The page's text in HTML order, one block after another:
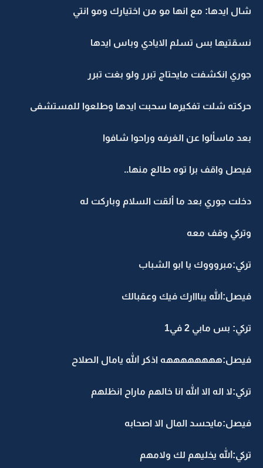
شال ايدها: مع انها مو من اختيارك ومو انتي
نسقتيها بس تسلم الايادي وباس ايدها
جوري انكشفت مايحتاج تبرر ولو بغت تبرر
حركته شلت تفكيرها سحبت ايدها وطلعوا للمستشفى
بعد ماسألوا عن الغرفه وراحوا شافوا
فيصل واقف برا توه طالع منها..
دخلت جوري بعد ما ألقت السلام وباركت له
وتركي وقف معه
تركي:مبروووك يا ابو الشباب
فيصل:الله يبااارك فيك وعقبالك
تركي: بس مابي 2 في1
فيصل:ههههههههه اذكر الله يامال الصلاح
تركي:لا اله الا الله انا خالهم ماراح انظلهم
فيصل:مايحسد المال الا اصحابه
تركي:الله يخليهم لك ولامهم